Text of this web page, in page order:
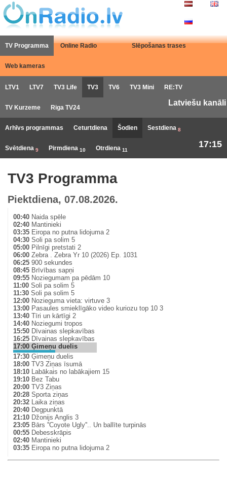
TV Programma Online Radio Slēpošanas trases
Web kameras
LTV1 LTV7 TV3 Life TV3 TV6 TV3 Mini RE:TV
TV Kurzeme Riga TV24
Latviešu kanāli
Arhīvs programmas Ceturtdiena Šodien Sestdiena 8
Svētdiena 9 Pirmdiena 10 Otrdiena 11
17:15
TV3 Programma
Piektdiena, 07.08.2026.
00:40 Naida spēle
02:40 Mantinieki
03:35 Eiropa no putna lidojuma 2
04:30 Soli pa solim 5
05:00 Pilnīgi pretstati 2
06:00 Zebra . Zebra Yr 10 (2026) Ep. 1031
06:25 900 sekundes
08:45 Brīvības sapņi
09:55 Noziegumam pa pēdām 10
11:00 Soli pa solim 5
11:30 Soli pa solim 5
12:00 Nozieguma vieta: virtuve 3
13:00 Pasaules smieklīgāko video kuriozu top 10 3
13:40 Tīri un kārtīgi 2
14:40 Noziegumi tropos
15:50 Dīvainas slepkavības
16:25 Dīvainas slepkavības
17:00 Ģimeņu duelis
17:30 Ģimeņu duelis
18:00 TV3 Ziņas īsumā
18:10 Labākais no labākajiem 15
19:10 Bez Tabu
20:00 TV3 Ziņas
20:28 Sporta ziņas
20:32 Laika ziņas
20:40 Degpunktā
21:10 Džonijs Anglis 3
23:05 Bārs ''Coyote Ugly''.. Un ballīte turpinās
00:55 Debesskrāpis
02:40 Mantinieki
03:35 Eiropa no putna lidojuma 2